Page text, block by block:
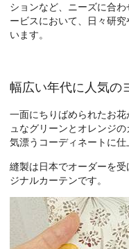
ションなど、ニーズに合
ービスにおいて、日々研
います。
幅広い年代に人気の
一面にちりばめられたお
ュなグリーンとオレンジ
気漂うコーディネートに仕
縫製は日本でオーダーを
ジナルカーテンです。